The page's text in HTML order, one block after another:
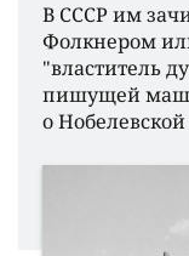
В СССР им
Фолкнером
"властитель
пишущей
о